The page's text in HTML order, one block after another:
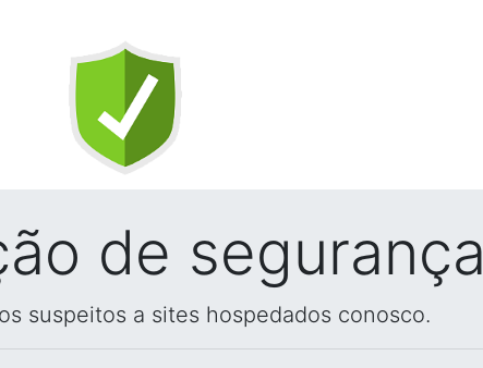
de segurança
suspeitos a sites hospedados conosco.